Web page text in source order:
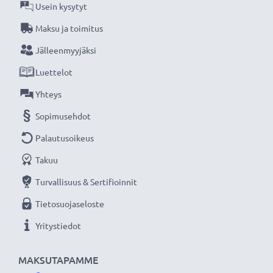
vastavalosuodin
★ 3 vuoden takuu ★
verkkokauppa, joka tarjoaa laadukkaita tuotteita, ja
siksi tarjoamme 36 kuukauden takuun!
MAKSUTAPAMME
Usein kysytyt
Maksu ja toimitus
Jälleenmyyjäksi
Luettelot
Yhteys
Sopimusehdot
Palautusoikeus
Takuu
Turvallisuus & Sertifioinnit
Tietosuojaseloste
Yritystiedot